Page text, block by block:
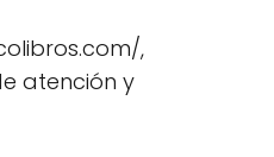
,
atención y